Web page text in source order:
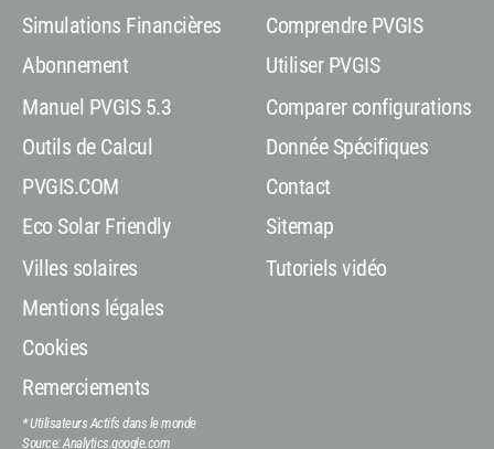
Simulations Financières
Abonnement
Manuel PVGIS 5.3
Outils de Calcul
PVGIS.COM
Eco Solar Friendly
Villes solaires
Mentions légales
Cookies
Remerciements
Comprendre PVGIS
Utiliser PVGIS
Comparer configurations
Donnée Spécifiques
Contact
Sitemap
Tutoriels vidéo
* Utilisateurs Actifs dans le monde
Source: Analytics.google.com